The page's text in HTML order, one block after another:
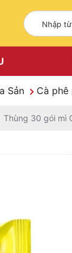
Sản Cà phê
Thùng 30 gói mì